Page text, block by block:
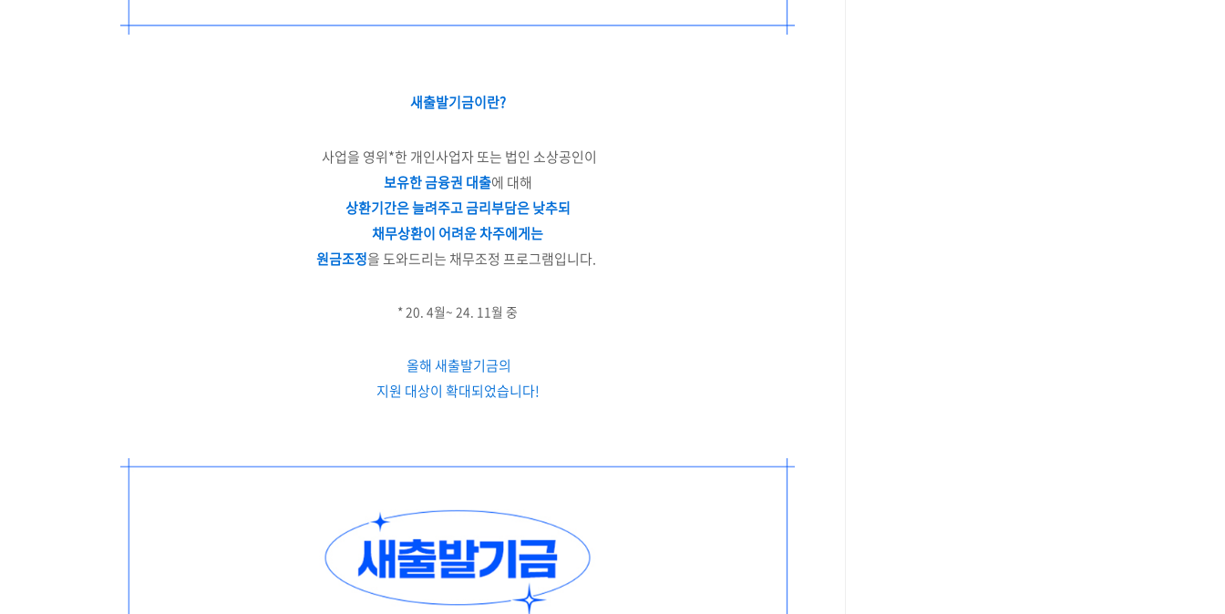
새출발기금이란?
사업을 영위*한 개인사업자 또는 법인 소상공인이
보유한 금융권 대출에 대해
상환기간은 늘려주고 금리부담은 낮추되
채무상환이 어려운 차주에게는
원금조정을 도와드리는 채무조정 프로그램입니다.
* 20. 4월~ 24. 11월 중
올해 새출발기금의
지원 대상이 확대되었습니다!